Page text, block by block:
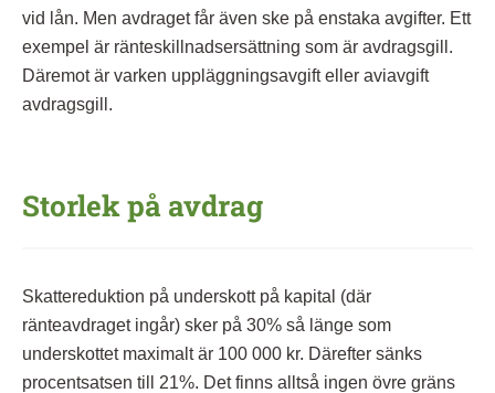
vid lån. Men avdraget får även ske på enstaka avgifter. Ett
exempel är ränteskillnadsersättning som är avdragsgill.
Däremot är varken uppläggningsavgift eller aviavgift
avdragsgill.
Storlek på avdrag
Skattereduktion på underskott på kapital (där
ränteavdraget ingår) sker på 30% så länge som
underskottet maximalt är 100 000 kr. Därefter sänks
procentsatsen till 21%. Det finns alltså ingen övre gräns